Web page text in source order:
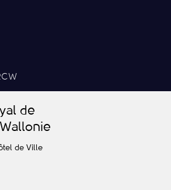
de
Wallonie
de Ville